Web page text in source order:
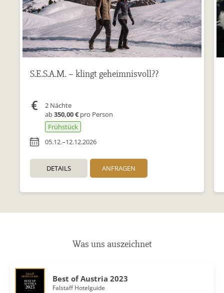
S.E.S.A.M. – klingt geheimnisvoll??
2 Nächte
ab350,00 € pro Person
Frühstück
05.12.–12.12.2026
DETAILS ANFRAGEN
Was uns auszeichnet
Best of Austria 2023
Falstaff Hotelguide